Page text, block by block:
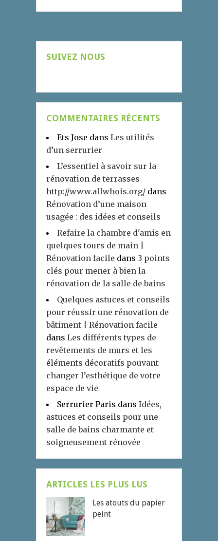
SUIVEZ NOUS
COMMENTAIRES RÉCENTS
Ets Jose dans Les utilités
d’un serrurier
L’essentiel à savoir sur la
rénovation de terrasses
http://www.allwhois.org/ dans
Rénovation d’une maison
usagée : des idées et conseils
Refaire la chambre d'amis en
quelques tours de main |
Rénovation facile dans 3 points
clés pour mener à bien la
rénovation de la salle de bains
Quelques astuces et conseils
pour réussir une rénovation de
bâtiment | Rénovation facile
dans Les différents types de
revêtements de murs et les
éléments décoratifs pouvant
changer l’esthétique de votre
espace de vie
Serrurier Paris dans Idées,
astuces et conseils pour une
salle de bains charmante et
soigneusement rénovée
ARTICLES LES PLUS LUS
Les atouts du papier
peint